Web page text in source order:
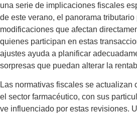
una serie de implicaciones fiscales
de este verano, el panorama
modificaciones que afectan
quienes participan en estas
ajustes ayuda a planificar
sorpresas que puedan alterar la
Las normativas fiscales se actualizan
el sector farmacéutico, con sus
ve influenciado por estas revisiones.